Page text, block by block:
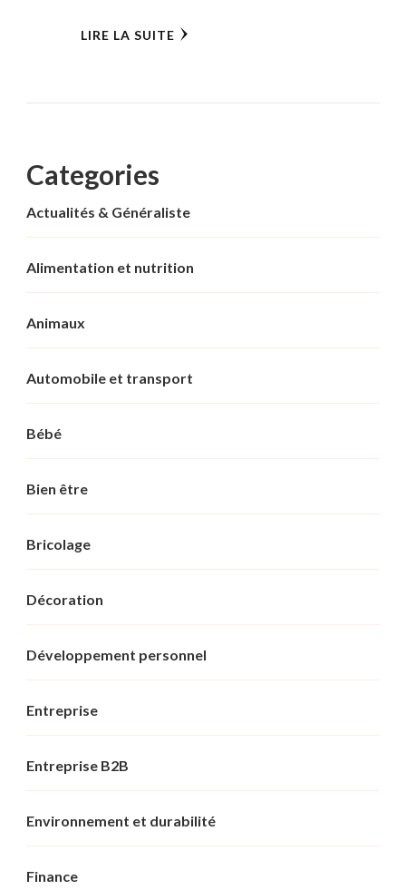
LIRE LA SUITE
Categories
Actualités & Généraliste
Alimentation et nutrition
Animaux
Automobile et transport
Bébé
Bien être
Bricolage
Décoration
Développement personnel
Entreprise
Entreprise B2B
Environnement et durabilité
Finance